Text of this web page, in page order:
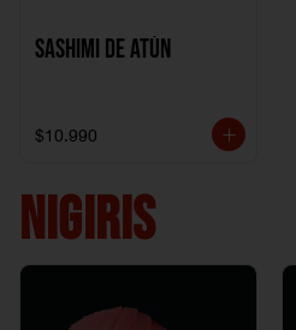
Sashimi de Atún
$10.990
NIGIRIS